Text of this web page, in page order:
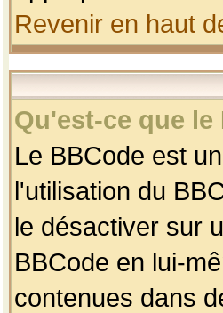
Revenir en haut
Qu'est-ce que le
Le BBCode est
l'utilisation du
le désactiver sur
BBCode en lui-
contenues dans